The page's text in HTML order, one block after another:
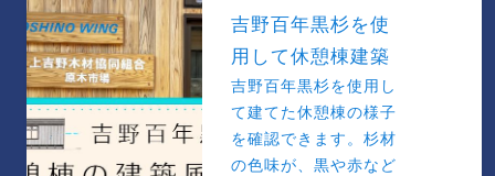
吉野百年黒杉を使
用して休憩棟建築
吉野百年黒杉を使用し
て建てた休憩棟の様子
を確認できます。杉材
の色味が、黒や赤など